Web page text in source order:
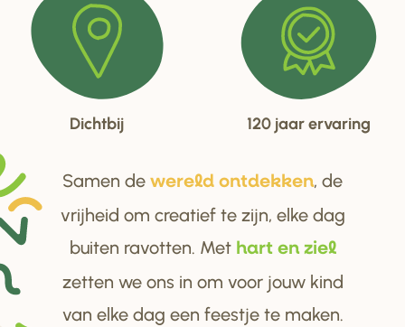
Dichtbij 120 jaar ervaring
Samen de wereld ontdekken, de
vrijheid om creatief te zijn, elke dag
buiten ravotten. Met hart en ziel
zetten we ons in om voor jouw kind
van elke dag een feestje te maken.